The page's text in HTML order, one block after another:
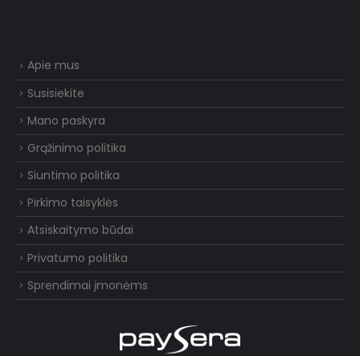
Apie mus
Susisiekite
Mano paskyra
Grąžinimo politika
Siuntimo politika
Pirkimo taisyklės
Atsiskaitymo būdai
Privatumo politika
Sprendimai įmonėms